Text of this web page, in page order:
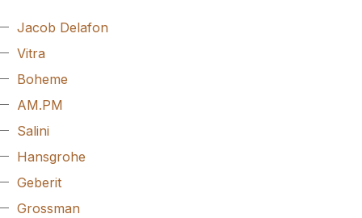
Jacob Delafon
Vitra
Boheme
AM.PM
Salini
Hansgrohe
Geberit
Grossman